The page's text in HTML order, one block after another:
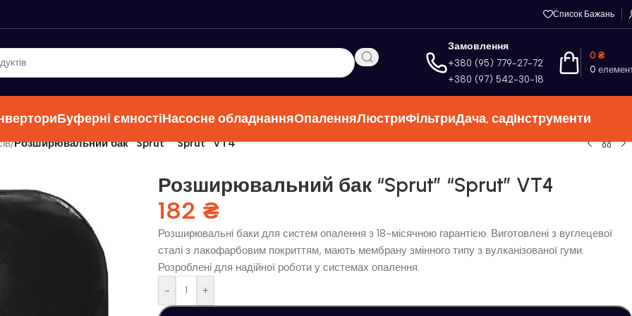
Список Бажань
Замовлення
+380 (95) 779-27-72
+380 (97) 542-30-18
0
0 ₴
Буферні ємностіНасосне обладнанняОпаленняЛюстриФільтриДача, садІнструменти
/Розширювальний бак “Sprut” “Sprut” VT4
Розширювальний бак “Sprut” “Sprut” VT4
182 ₴
Розширювальні баки для систем опалення з 18-місячною гарантією. Виготовлені з вуглецевої
сталі з лакофарбовим покриттям, мають мембрану змінного типу з вулканізованої гуми.
Розроблені для надійної роботи у системах опалення.
-
+